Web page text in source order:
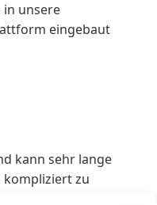
unsere
eingebaut
kann sehr lange
kompliziert zu